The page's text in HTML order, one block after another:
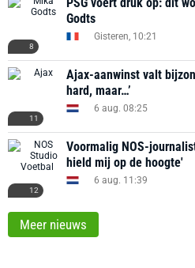
8
Godts
Gisteren, 10:21
11
Ajax-aanwinst valt
hard, maar…’
6 aug. 08:25
12
Voormalig NOS-
hield mij op de hoogte'
6 aug. 11:39
Meer nieuws